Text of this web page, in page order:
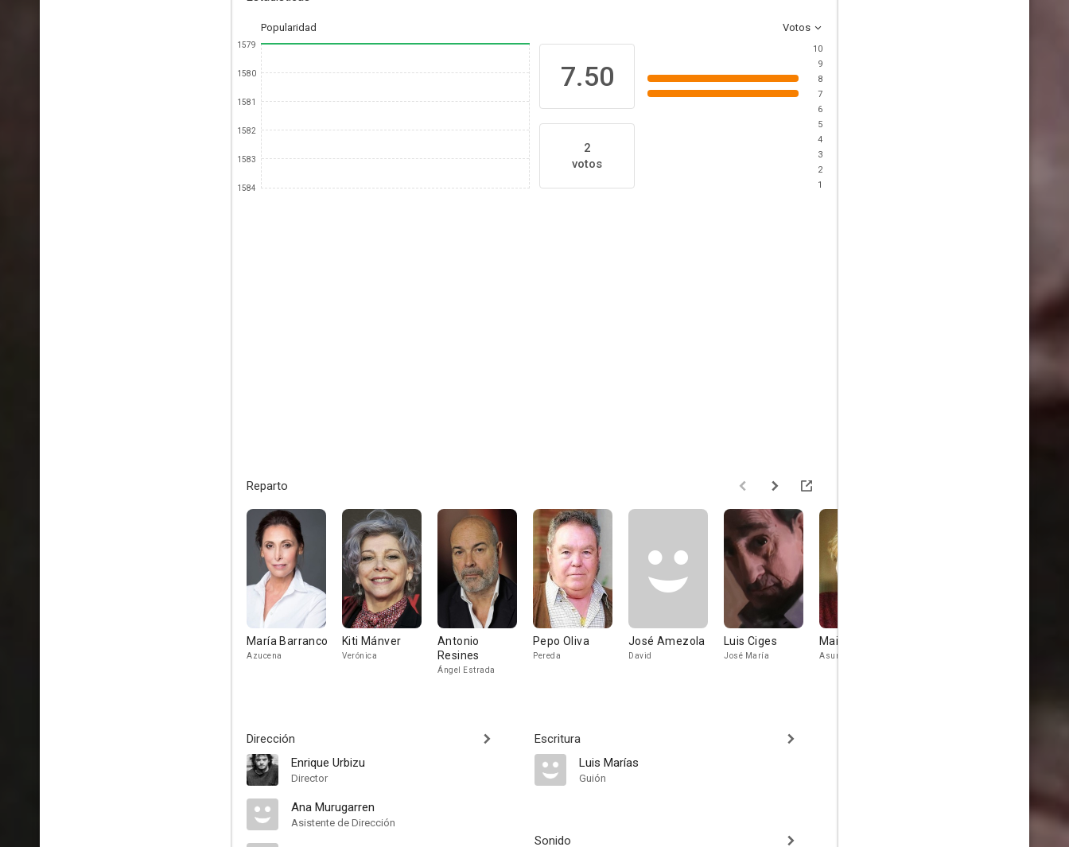
Popularidad Votos
1579
1580
1581
1582
1583
1584
7.50
2
votos
10
9
8
7
6
5
4
3
2
1
Reparto
María Barranco
Azucena
Kiti Mánver
Verónica
Antonio
Resines
Ángel Estrada
Pepo Oliva
Pereda
José Amezola
David
Luis Ciges
José María
Maite Blasco
Asunción
Dirección
Enrique Urbizu
Director
Ana Murugarren
Asistente de Dirección
Escritura
Luis Marías
Guión
Sonido